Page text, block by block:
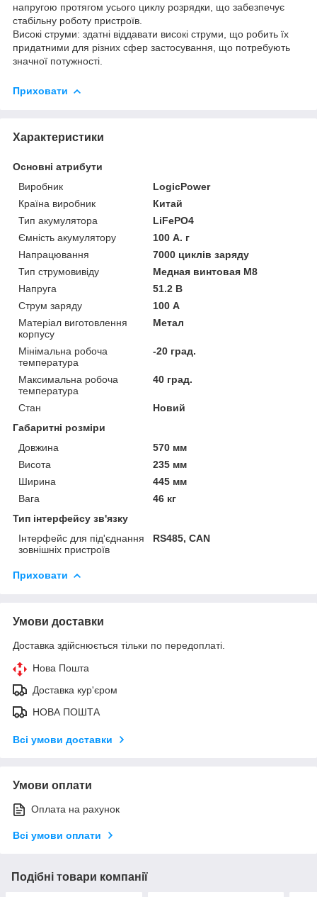
напругою протягом усього циклу розрядки, що забезпечує
стабільну роботу пристроїв.
Високі струми: здатні віддавати високі струми, що робить їх
придатними для різних сфер застосування, що потребують
значної потужності.
Приховати
Характеристики
Основні атрибути
Виробник
LogicPower
Країна виробник
Китай
Тип акумулятора
LiFePO4
Ємність акумулятору
100 А. г
Напрацювання
7000 циклів заряду
Тип струмовивіду
Медная винтовая М8
Напруга
51.2 В
Струм заряду
100 А
Матеріал виготовлення
корпусу
Метал
Мінімальна робоча
температура
-20 град.
Максимальна робоча
температура
40 град.
Стан
Новий
Габаритні розміри
Довжина
570 мм
Висота
235 мм
Ширина
445 мм
Вага
46 кг
Тип інтерфейсу зв'язку
Інтерфейс для під'єднання
зовнішніх пристроїв
RS485, CAN
Приховати
Умови доставки
Доставка здійснюється тільки по передоплаті.
Нова Пошта
Доставка кур'єром
НОВА ПОШТА
Всі умови доставки
Умови оплати
Оплата на рахунок
Всі умови оплати
Подібні товари компанії